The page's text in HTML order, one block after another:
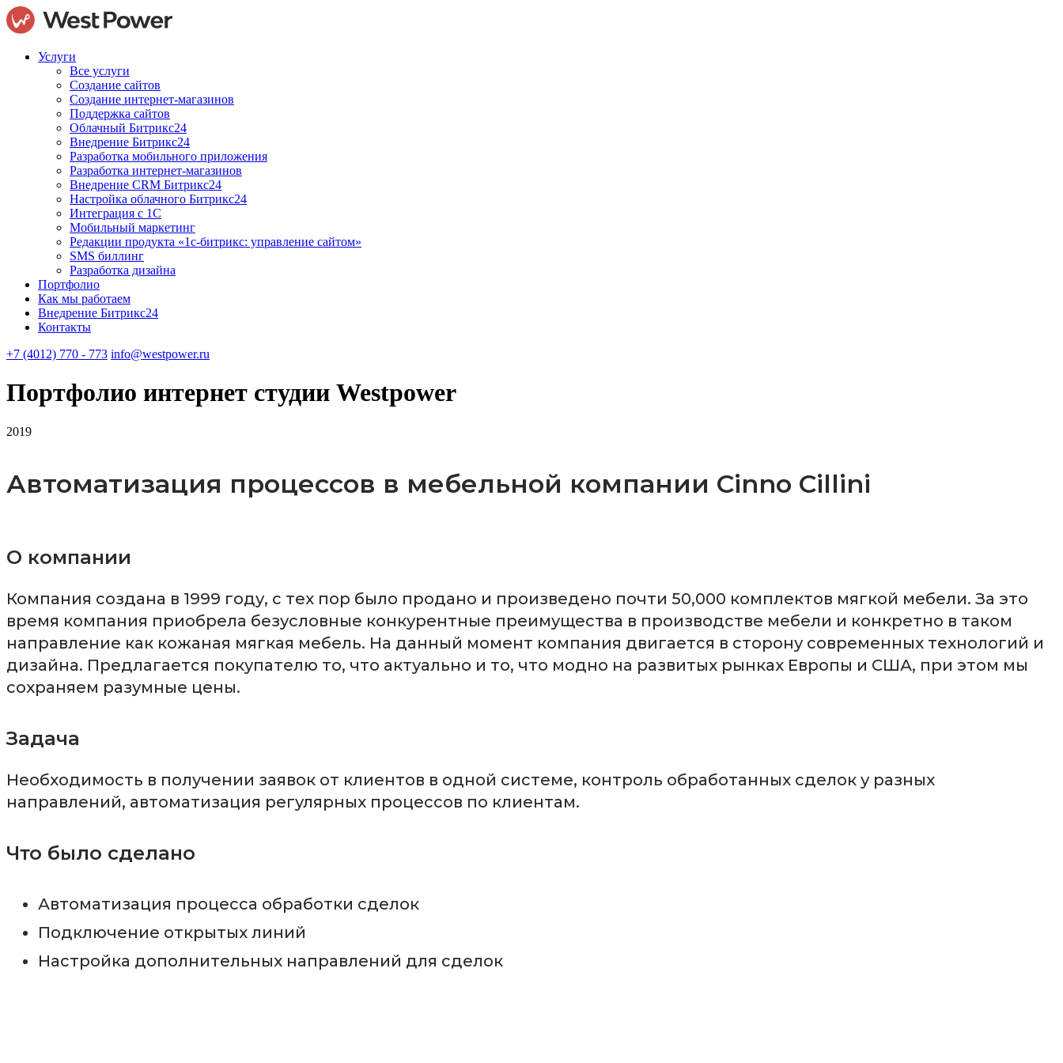
Услуги
Все услуги
Создание сайтов
Создание интернет-магазинов
Поддержка сайтов
Облачный Битрикс24
Внедрение Битрикс24
Разработка мобильного приложения
Разработка интернет-магазинов
Внедрение CRM Битрикс24
Настройка облачного Битрикс24
Интеграция с 1С
Мобильный маркетинг
Редакции продукта «1с-битрикс: управление сайтом»
SMS биллинг
Разработка дизайна
Портфолио
Как мы работаем
Внедрение Битрикс24
Контакты
+7 (4012) 770 - 773 info@westpower.ru
Портфолио интернет студии Westpower
2019
Автоматизация процессов в мебельной компании Cinno Cillini
О компании
Компания создана в 1999 году, с тех пор было продано и произведено почти 50,000 комплектов мягкой мебели. За это
время компания приобрела безусловные конкурентные преимущества в производстве мебели и конкретно в таком
направление как кожаная мягкая мебель. На данный момент компания двигается в сторону современных технологий и
дизайна. Предлагается покупателю то, что актуально и то, что модно на развитых рынках Европы и США, при этом мы
сохраняем разумные цены.
Задача
Необходимость в получении заявок от клиентов в одной системе, контроль обработанных сделок у разных
направлений, автоматизация регулярных процессов по клиентам.
Что было сделано
Автоматизация процесса обработки сделок
Подключение открытых линий
Настройка дополнительных направлений для сделок